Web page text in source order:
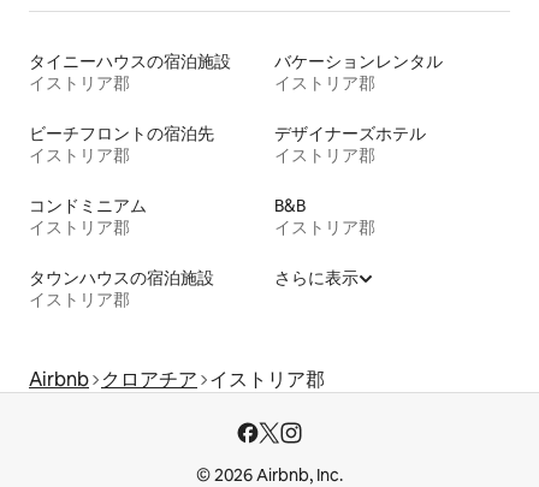
タイニーハウスの宿泊施設
イストリア郡
バケーションレンタル
イストリア郡
ビーチフロントの宿泊先
イストリア郡
デザイナーズホテル
イストリア郡
コンドミニアム
イストリア郡
B&B
イストリア郡
タウンハウスの宿泊施設
イストリア郡
さらに表示
Airbnb クロアチア イストリア郡
© 2026 Airbnb, Inc.